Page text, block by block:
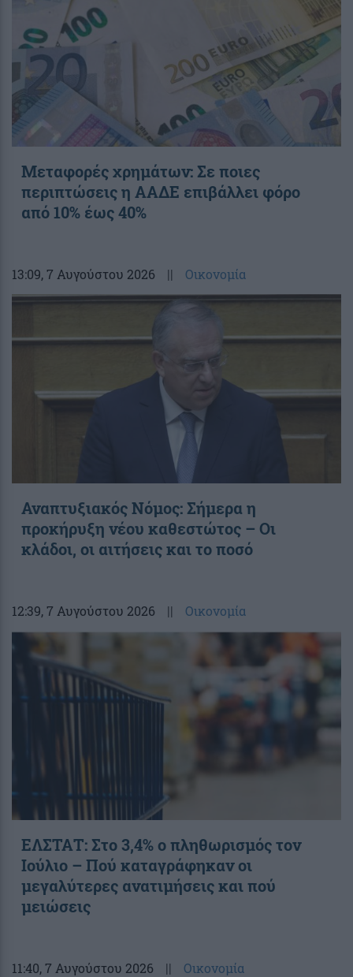
Μεταφορές χρημάτων: Σε ποιες
περιπτώσεις η ΑΑΔΕ επιβάλλει φόρο
από 10% έως 40%
13:09, 7 Αυγούστου 2026 || Οικονομία
Αναπτυξιακός Νόμος: Σήμερα η
προκήρυξη νέου καθεστώτος – Οι
κλάδοι, οι αιτήσεις και το ποσό
12:39, 7 Αυγούστου 2026 || Οικονομία
ΕΛΣΤΑΤ: Στο 3,4% ο πληθωρισμός τον
Ιούλιο – Πού καταγράφηκαν οι
μεγαλύτερες ανατιμήσεις και πού
μειώσεις
11:40, 7 Αυγούστου 2026 || Οικονομία